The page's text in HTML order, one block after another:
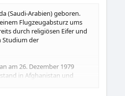
(Saudi-Arabien) geboren.
Flugzeugabsturz ums
durch religiösen Eifer und
Studium der
am 26. Dezember 1979
in Afghanistan und
bewährte.